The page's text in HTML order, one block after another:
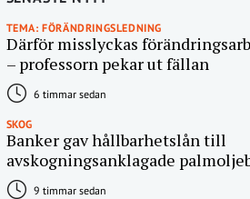
TEMA: FÖRÄNDRINGSLEDNING
Därför misslyckas
– professorn pekar ut fällan
6 timmar sedan
SKOG
Banker gav hållbarhetslån till
avskogningsanklagade
9 timmar sedan